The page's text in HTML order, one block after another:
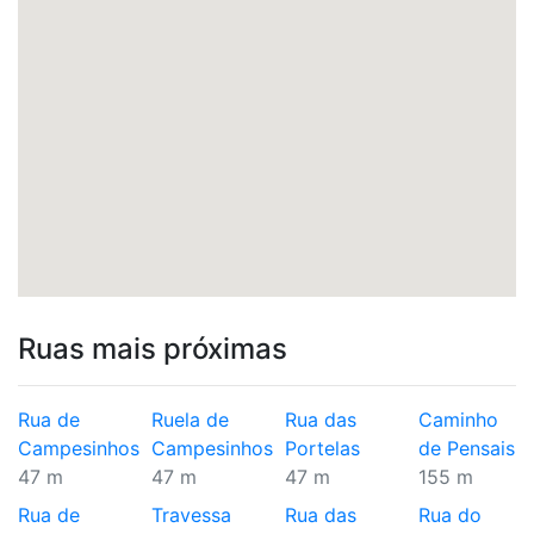
Ruas mais próximas
Rua de
Campesinhos
47 m
Ruela de
Campesinhos
47 m
Rua das
Portelas
47 m
Caminho
de Pensais
155 m
Rua de
Travessa
Rua das
Rua do